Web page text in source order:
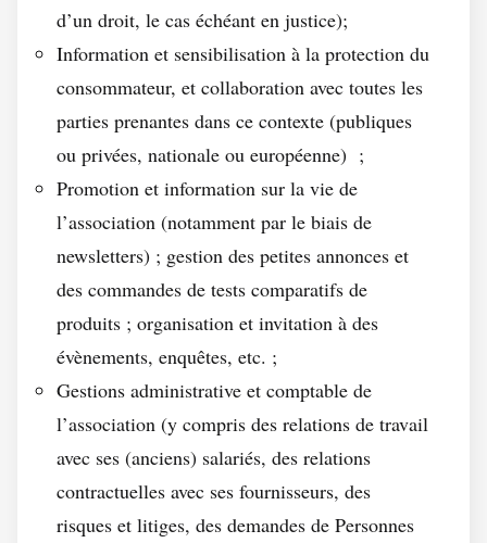
d’un droit, le cas échéant en justice);
Information et sensibilisation à la protection du
consommateur, et collaboration avec toutes les
parties prenantes dans ce contexte (publiques
ou privées, nationale ou européenne) ;
Promotion et information sur la vie de
l’association (notamment par le biais de
newsletters) ; gestion des petites annonces et
des commandes de tests comparatifs de
produits ; organisation et invitation à des
évènements, enquêtes, etc. ;
Gestions administrative et comptable de
l’association (y compris des relations de travail
avec ses (anciens) salariés, des relations
contractuelles avec ses fournisseurs, des
risques et litiges, des demandes de Personnes